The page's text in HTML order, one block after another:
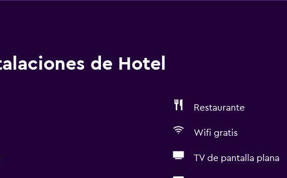
de Hotel
Restaurante
Wifi gratis
TV de pantalla plana